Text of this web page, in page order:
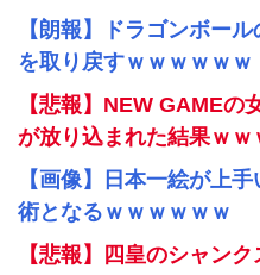
【朗報】ドラゴンボー
を取り戻すｗｗｗｗｗｗ
【悲報】NEW GAMEの
が放り込まれた結果ｗｗ
【画像】日本一絵が上
術となるｗｗｗｗｗｗ
【悲報】四皇のシャン